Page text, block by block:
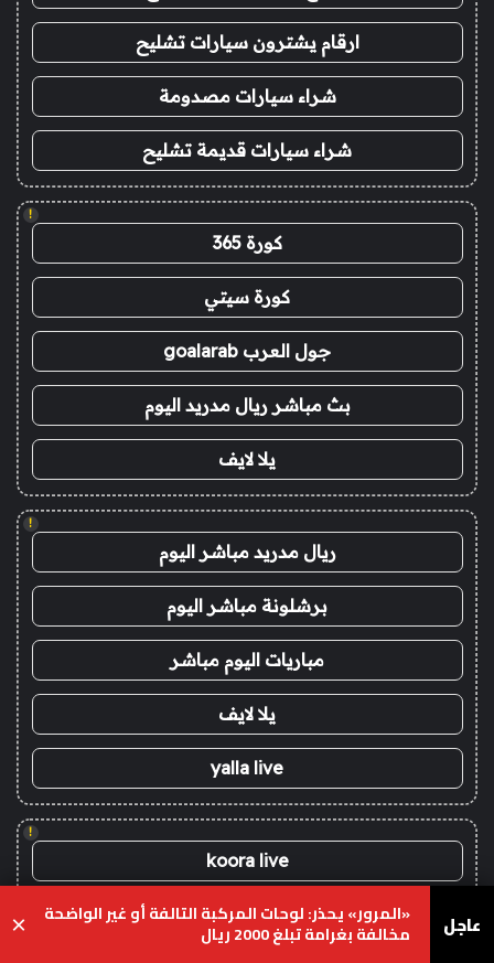
ارقام يشترون سيارات تشليح
شراء سيارات مصدومة
شراء سيارات قديمة تشليح
!
كورة 365
كورة سيتي
جول العرب goalarab
بث مباشر ريال مدريد اليوم
يلا لايف
!
ريال مدريد مباشر اليوم
برشلونة مباشر اليوم
مباريات اليوم مباشر
يلا لايف
yalla live
!
koora live
koora live عاجل «المرور» يحذر: لوحات المركبة التالفة أو غير الواضحة
مخالفة بغرامة تبلغ 2000 ريال ×